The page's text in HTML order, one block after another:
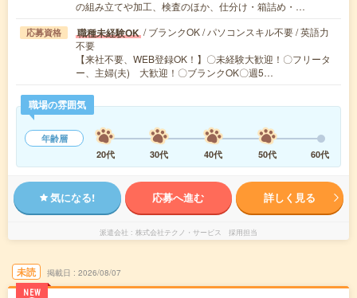
の組み立てや加工、検査のほか、仕分け・箱詰め・…
応募資格 職種未経験OK / ブランクOK / パソコンスキル不要 / 英語力
不要
【来社不要、WEB登録OK！】〇未経験大歓迎！〇フリータ
ー、主婦(夫) 大歓迎！〇ブランクOK〇週5…
職場の雰囲気
年齢層
20代
30代 40代 50代 60代
気になる! 応募へ進む 詳しく見る
派遣会社 株式会社テクノ・サービス 採用担当
未読
NEW
掲載日 2026/08/07